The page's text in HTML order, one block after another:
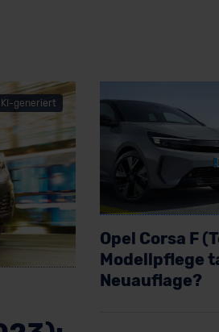
KI-generiert
Opel Corsa F
Modellpflege
Neuauflage?